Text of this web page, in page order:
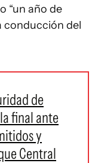
“un año de
conducción del
de
final ante
y
Central